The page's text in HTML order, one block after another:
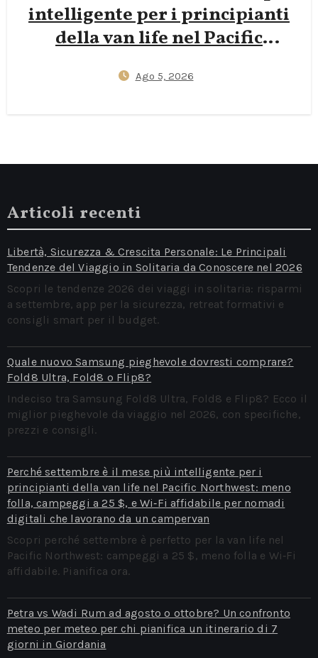
intelligente per i principianti
della van life nel Pacific
campeggi a 25 $, e Wi‑Fi
Ago 5, 2026
Articoli recenti
Libertà, Sicurezza & Crescita Personale: Le Principali
Tendenze del Viaggio in Solitaria da Conoscere nel 2026
Scopri le tendenze 2026 dei viaggi in solitaria: risparmi
a settembre, app per la sicurezza, retreat formativi e
consigli smart per il budget.
Quale nuovo Samsung pieghevole dovresti comprare?
Fold8 Ultra, Fold8 o Flip8?
Indeciso tra Samsung Fold8 Ultra, Fold8 e Flip8? Ecco il
miglior pieghevole da viaggio nel 2026, con specifiche,
prezzi e consigli.
Perché settembre è il mese più intelligente per i
principianti della van life nel Pacific Northwest: meno
folla, campeggi a 25 $, e Wi‑Fi affidabile per nomadi
digitali che lavorano da un campervan
Scopri perché settembre è perfetto per la van life nel
Pacific Northwest: campeggi a 25 $, meno folla e Wi‑Fi
affidabile. Pianifica ora.
Petra vs Wadi Rum ad agosto o ottobre? Un confronto
meteo per meteo per chi pianifica un itinerario di 7
giorni in Giordania